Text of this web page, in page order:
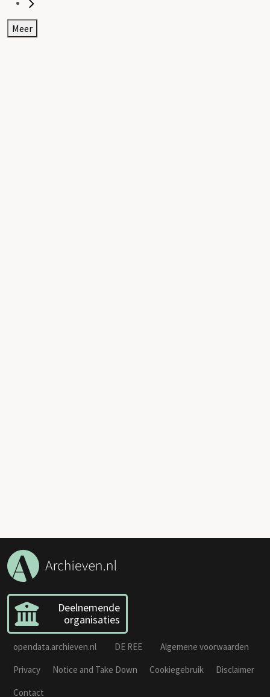
Meer
Deelnemende
organisaties
opendata.archieven.nl DE REE
Algemene voorwaarden
Privacy
Notice and Take Down Cookiegebruik
Disclaimer
Contact